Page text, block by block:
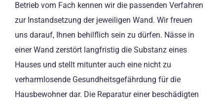
Betrieb vom Fach kennen wir die passenden Verfahren
zur Instandsetzung der jeweiligen Wand. Wir freuen
uns darauf, Ihnen behilflich sein zu dürfen. Nässe in
einer Wand zerstört langfristig die Substanz eines
Hauses und stellt mitunter auch eine nicht zu
verharmlosende Gesundheitsgefährdung für die
Hausbewohner dar. Die Reparatur einer beschädigten